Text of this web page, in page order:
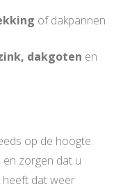
of dakpannen
dakgoten en
op de hoogte.
en zorgen dat u
dat weer